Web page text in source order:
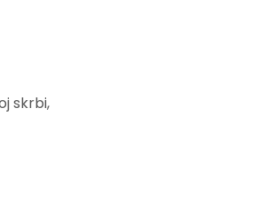
skrbi,